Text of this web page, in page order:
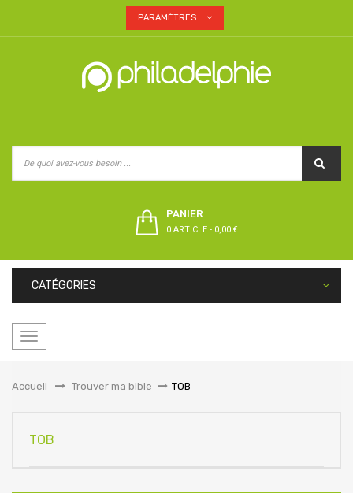
PARAMÈTRES
PANIER
0 ARTICLE - 0,00 €
CATÉGORIES
Basculer
Accueil
&gt;Trouver ma bible > TOB
TOB